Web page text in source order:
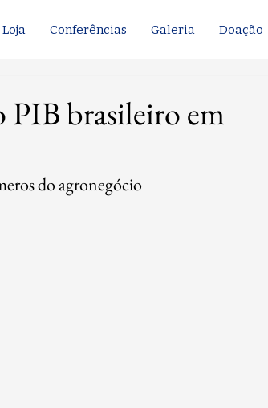
Loja Conferências Galeria Doação
PIB brasileiro em
do agronegócio